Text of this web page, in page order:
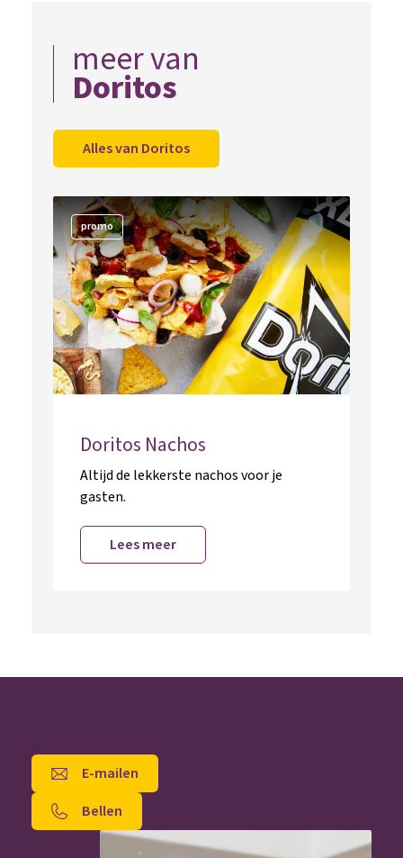
meer van
Doritos
Alles van Doritos
promo
Doritos Nachos
Altijd de lekkerste nachos voor je
gasten.
Lees meer
E-mailen
Bellen